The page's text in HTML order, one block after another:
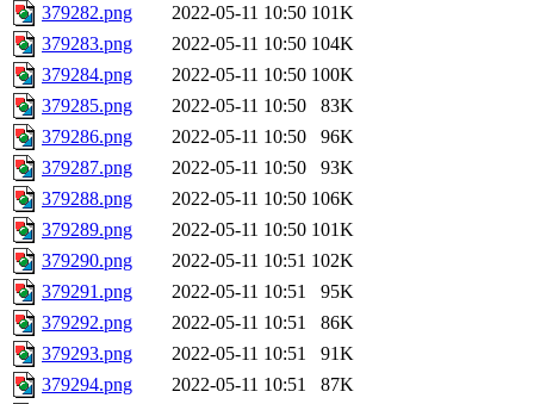
379282.png
2022-05-11 10:50 101K
379283.png
2022-05-11 10:50 104K
379284.png
2022-05-11 10:50 100K
379285.png
2022-05-11 10:50
83K
379286.png
2022-05-11 10:50
96K
379287.png
2022-05-11 10:50
93K
379288.png
2022-05-11 10:50 106K
379289.png
2022-05-11 10:50 101K
379290.png
2022-05-11 10:51 102K
379291.png
2022-05-11 10:51
95K
379292.png
2022-05-11 10:51
86K
379293.png
2022-05-11 10:51
91K
379294.png
2022-05-11 10:51
87K